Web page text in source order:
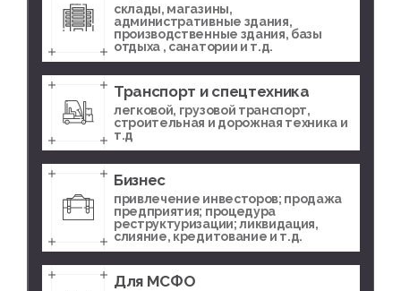
склады, магазины,
административные здания,
производственные здания, базы
отдыха , санатории и т.д.
Транспорт и спецтехника
легковой, грузовой транспорт,
строительная и дорожная техника и
т.д
Бизнес
привлечение инвесторов; продажа
предприятия; процедура
реструктуризации; ликвидация,
слияние, кредитование и т.д.
Для МСФО